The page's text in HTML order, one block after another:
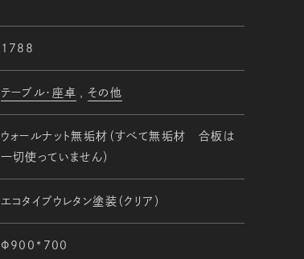
1788
テーブル・座卓 その他
ウォールナット無垢材（すべて無垢材 合板は
一切使っていません）
エコタイプウレタン塗装（クリア）
Φ900*700